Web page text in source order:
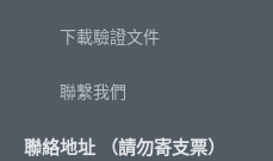
下載驗證文件
聯繫我們
聯絡地址 （請勿寄支票）